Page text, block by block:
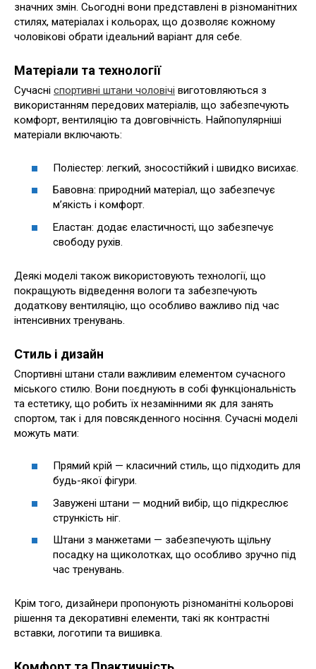
значних змін. Сьогодні вони представлені в різноманітних
стилях, матеріалах і кольорах, що дозволяє кожному
чоловікові обрати ідеальний варіант для себе.
Матеріали та технології
Сучасні спортивні штани чоловічі виготовляються з
використанням передових матеріалів, що забезпечують
комфорт, вентиляцію та довговічність. Найпопулярніші
матеріали включають:
Поліестер: легкий, зносостійкий і швидко висихає.
Бавовна: природний матеріал, що забезпечує
м’якість і комфорт.
Еластан: додає еластичності, що забезпечує
свободу рухів.
Деякі моделі також використовують технології, що
покращують відведення вологи та забезпечують
додаткову вентиляцію, що особливо важливо під час
інтенсивних тренувань.
Стиль і дизайн
Спортивні штани стали важливим елементом сучасного
міського стилю. Вони поєднують в собі функціональність
та естетику, що робить їх незамінними як для занять
спортом, так і для повсякденного носіння. Сучасні моделі
можуть мати:
Прямий крій — класичний стиль, що підходить для
будь-якої фігури.
Завужені штани — модний вибір, що підкреслює
стрункість ніг.
Штани з манжетами — забезпечують щільну
посадку на щиколотках, що особливо зручно під
час тренувань.
Крім того, дизайнери пропонують різноманітні кольорові
рішення та декоративні елементи, такі як контрастні
вставки, логотипи та вишивка.